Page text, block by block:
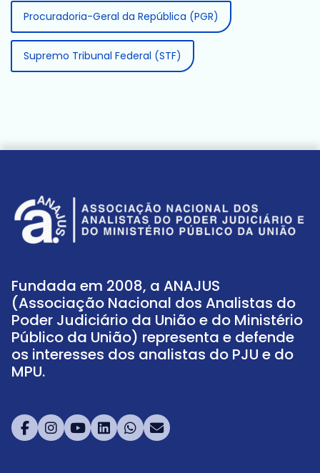
Procuradoria-Geral da República (PGR)
Supremo Tribunal Federal (STF)
Fundada em 2008, a ANAJUS
(Associação Nacional dos Analistas do
Poder Judiciário da União e do Ministério
Público da União) representa e defende
os interesses dos analistas do PJU e do
MPU.